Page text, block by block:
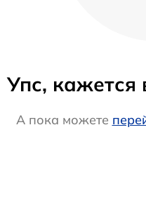
Упс, кажется
А пока можете